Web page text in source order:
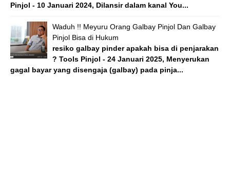
Pinjol - 10 Januari 2024, Dilansir dalam kanal You...
Waduh !! Meyuru Orang Galbay Pinjol Dan Galbay
Pinjol Bisa di Hukum
resiko galbay pinder apakah bisa di penjarakan
? Tools Pinjol - 24 Januari 2025, Menyerukan
gagal bayar yang disengaja (galbay) pada pinja...